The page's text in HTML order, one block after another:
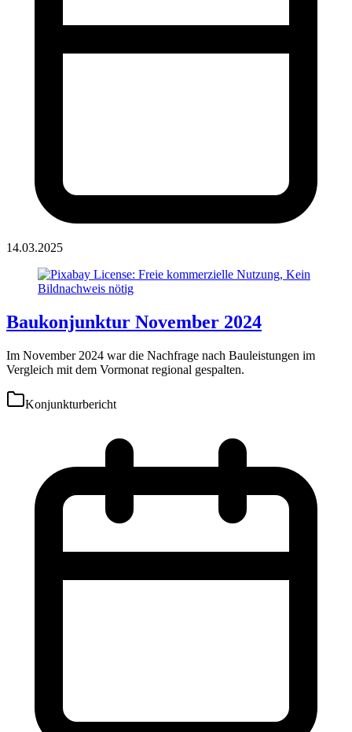
14.03.2025
Baukonjunktur November 2024
Im November 2024 war die Nachfrage nach Bauleistungen im
Vergleich mit dem Vormonat regional gespalten.
Konjunkturbericht